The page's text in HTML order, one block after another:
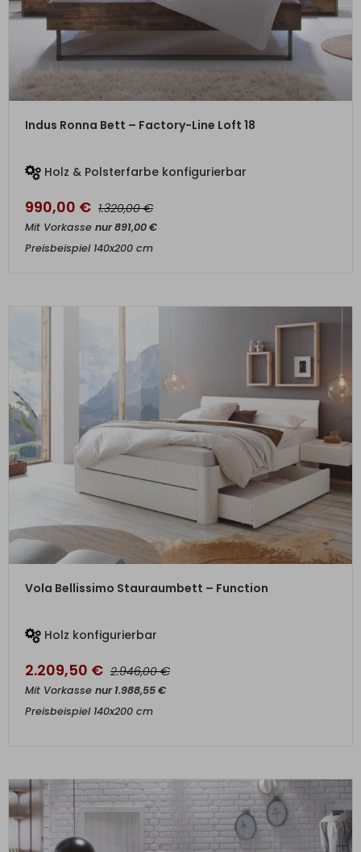
ZUM PRODUKT
Indus Ronna Bett – Factory-Line Loft 18
Holz & Polsterfarbe konfigurierbar
990,00 € 1.320,00€
Mit Vorkasse nur891,00€
Preisbeispiel 140x200 cm
Vola Bellissimo Stauraumbett – Function
Holz konfigurierbar
2.209,50 € 2.946,00€
Mit Vorkasse nur1.988,55€
Preisbeispiel 140x200 cm